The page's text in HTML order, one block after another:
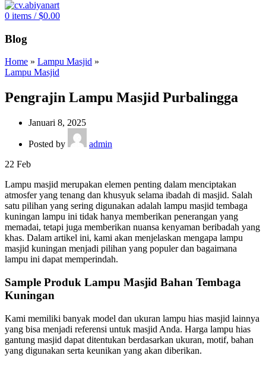
0 items / $0.00
Blog
Home » Lampu Masjid »
Lampu Masjid
Pengrajin Lampu Masjid Purbalingga
Januari 8, 2025
Posted by
admin
22 Feb
Lampu masjid merupakan elemen penting dalam menciptakan
atmosfer yang tenang dan khusyuk selama ibadah di masjid. Salah
satu pilihan yang sering digunakan adalah lampu masjid tembaga
kuningan lampu ini tidak hanya memberikan penerangan yang
memadai, tetapi juga memberikan nuansa kenyaman beribadah yang
khas. Dalam artikel ini, kami akan menjelaskan mengapa lampu
masjid kuningan menjadi pilihan yang populer dan bagaimana
lampu ini dapat memperindah.
Sample Produk Lampu Masjid Bahan Tembaga
Kuningan
Kami memiliki banyak model dan ukuran lampu hias masjid lainnya
yang bisa menjadi referensi untuk masjid Anda. Harga lampu hias
gantung masjid dapat ditentukan berdasarkan ukuran, motif, bahan
yang digunakan serta keunikan yang akan diberikan.